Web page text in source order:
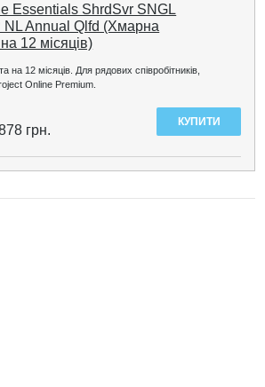
Essentials ShrdSvr SNGL
NL Annual Qlfd (Хмарна
12 місяців)
на 12 місяців. Для рядових співробітників,
Online Premium.
грн.